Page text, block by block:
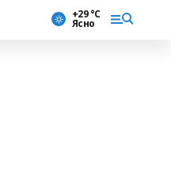
+29 °С
Ясно